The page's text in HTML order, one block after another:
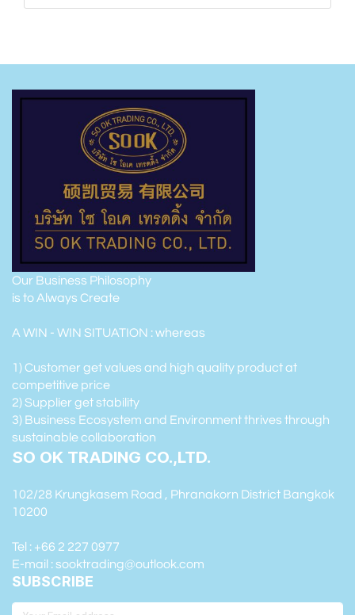
Our Business Philosophy
is to Always Create
A WIN - WIN SITUATION : whereas
1) Customer get values and high quality product at
competitive price
2) Supplier get stability
3) Business Ecosystem and Environment thrives through
sustainable collaboration
SO OK TRADING CO.,LTD.
102/28 Krungkasem Road , Phranakorn District Bangkok
10200
Tel : +66 2 227 0977
E-mail : sooktrading@outlook.com
SUBSCRIBE